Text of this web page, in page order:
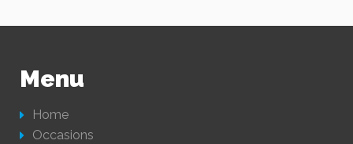
Menu
Home
Occasions